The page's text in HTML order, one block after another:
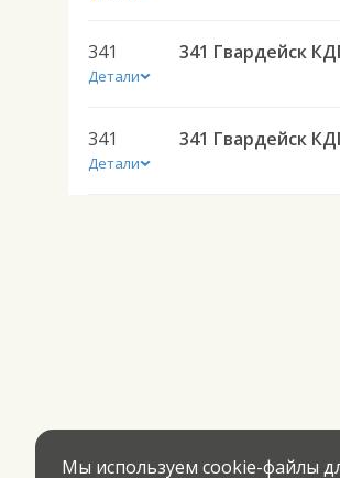
341
Детали
341 Гвардейск
341
Детали
341 Гвардейск
Мы используем cookie-файлы